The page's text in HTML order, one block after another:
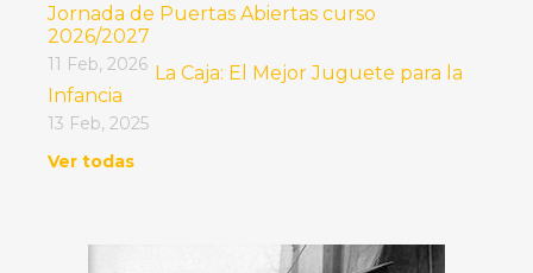
Jornada de Puertas Abiertas curso
2026/2027
11 Feb, 2026 La Caja: El Mejor Juguete para la
Infancia
13 Feb, 2025
Ver todas